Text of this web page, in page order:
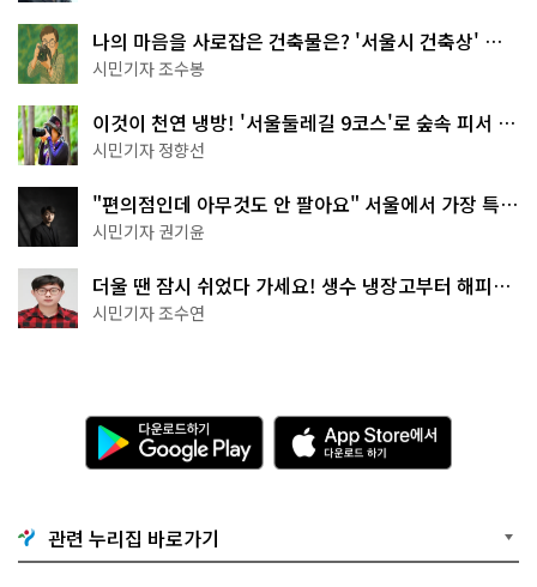
나의 마음을 사로잡은 건축물은? '서울시 건축상' 수
상작 공개!
시민기자 조수봉
이것이 천연 냉방! '서울둘레길 9코스'로 숲속 피서 떠
나볼까
시민기자 정향선
"편의점인데 아무것도 안 팔아요" 서울에서 가장 특별
한 편의점의 정체
시민기자 권기윤
더울 땐 잠시 쉬었다 가세요! 생수 냉장고부터 해피소
·무더위쉼터까지
시민기자 조수연
다
운
로
기
G
o
A
p
p
e
관련 누리집 바로가기